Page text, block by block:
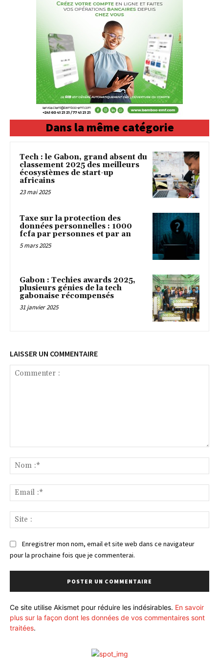
Dans la même catégorie
Tech : le Gabon, grand absent du
classement 2025 des meilleurs
écosystèmes de start-up
africains
23 mai 2025
Taxe sur la protection des
données personnelles : 1000
fcfa par personnes et par an
5 mars 2025
Gabon : Techies awards 2025,
plusieurs génies de la tech
gabonaise récompensés
31 janvier 2025
LAISSER UN COMMENTAIRE
:*
:*
:
Enregistrer mon nom, email et site web dans ce navigateur
pour la prochaine fois que je commenterai.
Ce site utilise Akismet pour réduire les indésirables. En savoir
plus sur la façon dont les données de vos commentaires sont
traitées.